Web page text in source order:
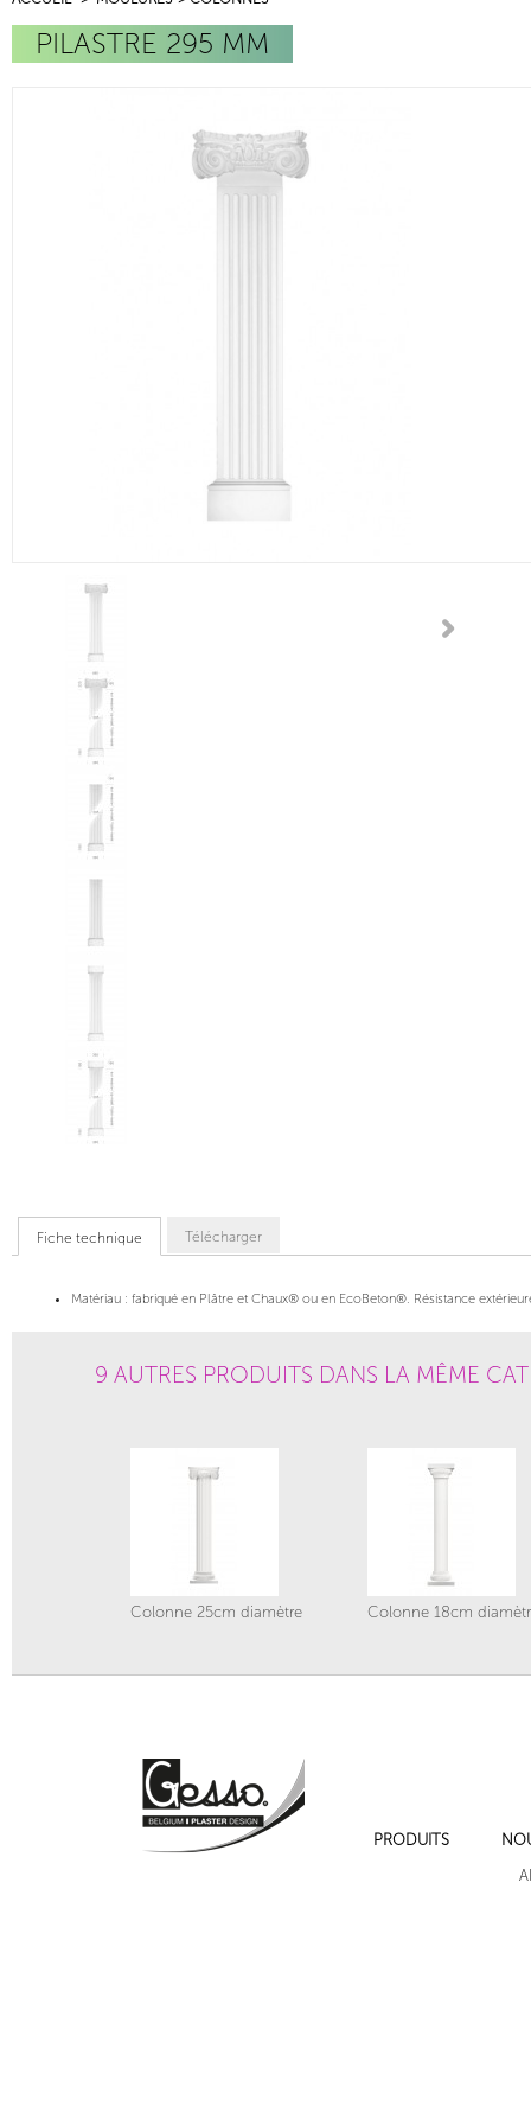
PILASTRE 295 MM
Fiche technique Télécharger
Matériau : fabriqué en Plâtre et Chaux® ou en EcoBeton®. Résistance
9 AUTRES PRODUITS DANS LA MÊME
Colonne 25cm diamètre Colonne 18cm
Pilastre 200 mm
PRODUITS